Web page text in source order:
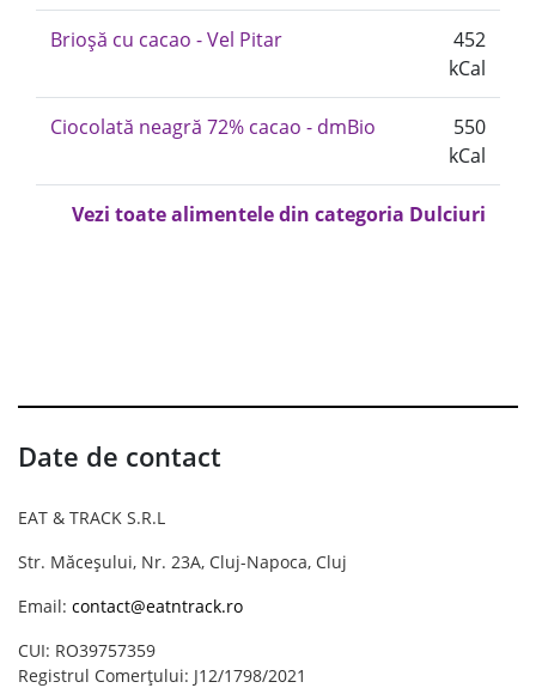
Brioșă cu cacao - Vel Pitar
452
kCal
Ciocolată neagră 72% cacao - dmBio
550
kCal
Vezi toate alimentele din categoria Dulciuri
Date de contact
EAT & TRACK S.R.L
Str. Măceșului, Nr. 23A, Cluj-Napoca, Cluj
Email: contact@eatntrack.ro
CUI: RO39757359
Registrul Comerțului: J12/1798/2021